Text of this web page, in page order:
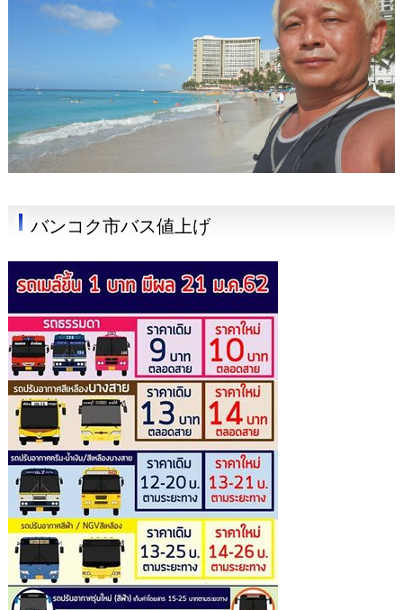
バンコク市バス値上げ